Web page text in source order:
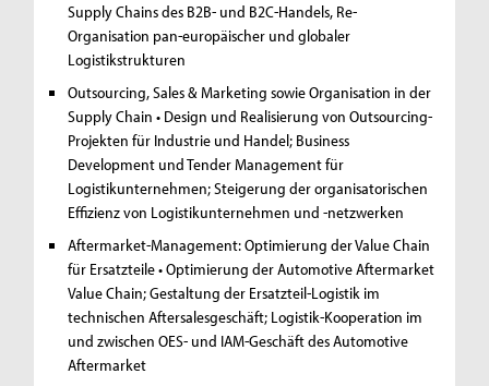
Supply Chains des B2B- und B2C-Handels, Re-
Organisation pan-europäischer und globaler
Logistikstrukturen
Outsourcing, Sales & Marketing sowie Organisation in der
Supply Chain • Design und Realisierung von Outsourcing-
Projekten für Industrie und Handel; Business
Development und Tender Management für
Logistikunternehmen; Steigerung der organisatorischen
Effizienz von Logistikunternehmen und -netzwerken
Aftermarket-Management: Optimierung der Value Chain
für Ersatzteile• Optimierung der Automotive Aftermarket
Value Chain; Gestaltung der Ersatzteil-Logistik im
technischen Aftersalesgeschäft; Logistik-Kooperation im
und zwischen OES- und IAM-Geschäft des Automotive
Aftermarket